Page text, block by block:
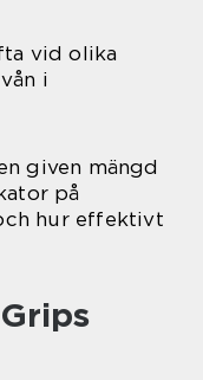
vid olika
i
given mängd
på
hur effektivt